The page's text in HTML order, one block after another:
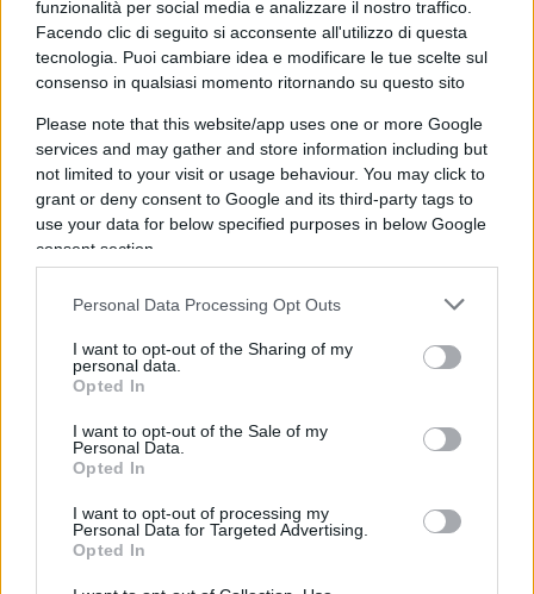
funzionalità per social media e analizzare il nostro traffico.
Facendo clic di seguito si acconsente all'utilizzo di questa
tecnologia. Puoi cambiare idea e modificare le tue scelte sul
consenso in qualsiasi momento ritornando su questo sito
Please note that this website/app uses one or more Google
services and may gather and store information including but
not limited to your visit or usage behaviour. You may click to
grant or deny consent to Google and its third-party tags to
use your data for below specified purposes in below Google
consent section.
Personal Data Processing Opt Outs
I want to opt-out of the Sharing of my
personal data.
Opted In
I want to opt-out of the Sale of my
Personal Data.
Opted In
I want to opt-out of processing my
Personal Data for Targeted Advertising.
Opted In
Il segretario della Cgil milanese Stanzione
sostiene che venti ispettori per Milano siano
troppo pochi. Lei cosa ne pensa?
Dipende da come questi ispettori vengono
impiegati. Non mi sembra che ci siano così tanti
cantieri. Per esperienza personale, ritengo che le
cose funzionino, ma sicuramente non ho il
controllo della situazione come ce l’ha Stanzione.
Ovviamente è tutto migliorabile, dall’avere più
soldi all’avere più disponibilità di personale.
La giunta Sala ha delle responsabilità politiche
per quanto accaduto?
Non è una cosa di competenza prettamente
comunale, quindi dico di no. Però è evidente che